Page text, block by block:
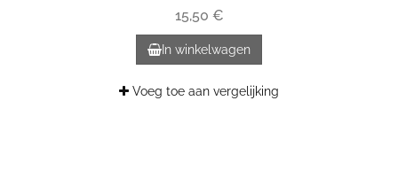
15,50 €
In winkelwagen
Voeg toe aan vergelijking